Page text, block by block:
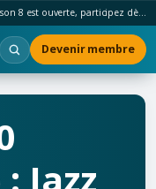
8 est ouverte, participez dès maintenant !
Devenir membre
Jazz